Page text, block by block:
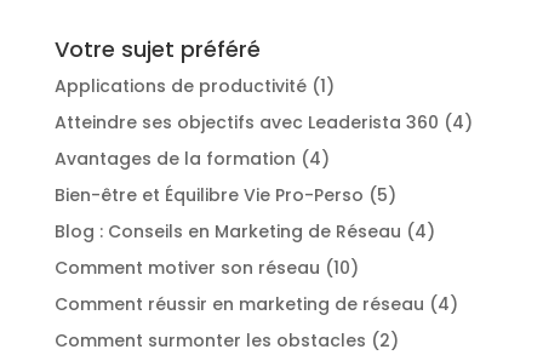
Votre sujet préféré
Applications de productivité(1)
Atteindre ses objectifs avec Leaderista 360 (4)
Avantages de la formation (4)
Bien-être et Équilibre Vie Pro-Perso (5)
Blog : Conseils en Marketing de Réseau (4)
Comment motiver son réseau (10)
Comment réussir en marketing de réseau (4)
Comment surmonter les obstacles (2)